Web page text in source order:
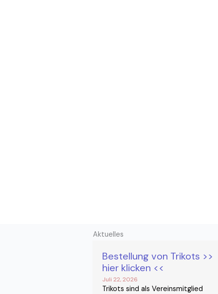
Aktuelles
Bestellung von Trikots >>
hier klicken <<
Juli 22, 2026
Trikots sind als Vereinsmitglied